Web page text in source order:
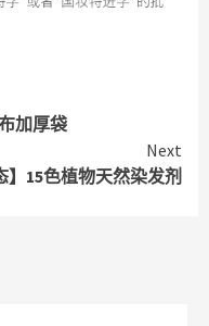
加厚袋
Next
】15色植物天然染发剂